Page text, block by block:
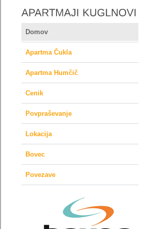
Domov
Apartma Čukla
Apartma Humčič
Cenik
Povpraševanje
Lokacija
Bovec
Povezave